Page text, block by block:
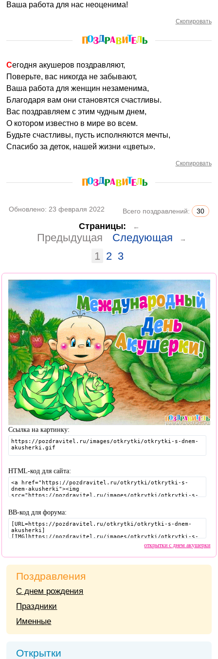
Ваша работа для нас неоценима!
Скопировать
Сегодня акушеров поздравляют,
Поверьте, вас никогда не забывают,
Ваша работа для женщин незаменима,
Благодаря вам они становятся счастливы.
Вас поздравляем с этим чудным днем,
О котором известно в мире во всем.
Будьте счастливы, пусть исполняются мечты,
Спасибо за деток, нашей жизни «цветы».
Скопировать
Обновлено: 23 февраля 2022 Всего поздравлений: 30
Страницы: ←
Предыдущая Следующая →
1 2 3
Ссылка на картинку:
HTML-код для сайта:
BB-код для форума:
открытки с днем акушерки
Поздравления
С днем рождения
Праздники
Именные
Открытки